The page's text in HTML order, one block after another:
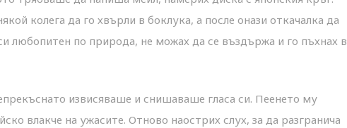
колега да го хвърли в боклука, а после онази откачалка да
любопитен по природа, не можах да се въздържа и го пъхнах в
извисяваше и снишаваше гласа си. Пеенето му
влакче на ужасите. Отново наострих слух, за да разгранича